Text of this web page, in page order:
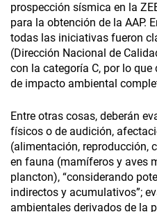
prospección sísmica en la
para la obtención de la AAP.
todas las iniciativas fueron
(Dirección Nacional de
con la categoría C, por lo
de impacto ambiental
Entre otras cosas, deberán
físicos o de audición,
(alimentación, reproducción,
en fauna (mamíferos y aves
plancton), “considerando
indirectos y acumulativos”;
ambientales derivados de la